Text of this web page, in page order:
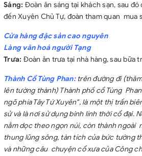
Sáng: Đoàn ăn sáng tại khách sạn, sau
đến Xuyên Chủ Tự, đoàn tham quan mua
Cửa hàng đặc sản cao nguyên
Làng văn hoá người Tạng
Trưa: Đoàn ăn trưa tại nhà hàng, sau bữa
Thành Cổ Tùng Phan: trên đường đi
lên tường thành) Thành phố cổ Tùng
ngõ phía Tây Tứ Xuyên", là một thị trấn
sử và là nơi sử dụng binh lính thời cổ đại.
nằm dọc theo ngọn núi, còn thành ngoài
thung lũng sông, tàn tích của bức tường
và những câu chuyện cổ xưa của Công